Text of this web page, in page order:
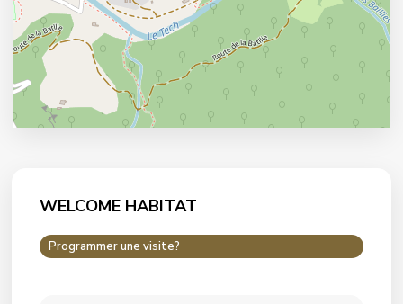
WELCOME HABITAT
Programmer une visite?